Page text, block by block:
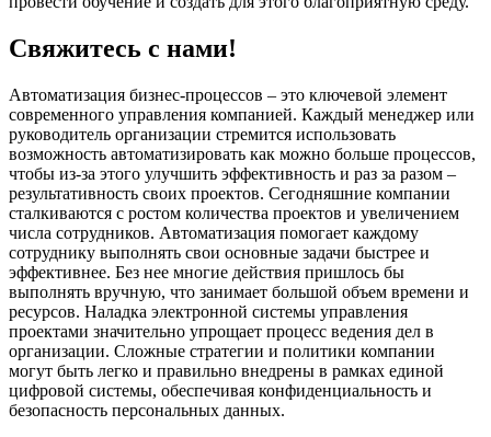
Свяжитесь с нами!
Автоматизация бизнес-процессов – это ключевой элемент
современного управления компанией. Каждый менеджер или
руководитель организации стремится использовать
возможность автоматизировать как можно больше процессов,
чтобы из-за этого улучшить эффективность и раз за разом –
результативность своих проектов. Сегодняшние компании
сталкиваются с ростом количества проектов и увеличением
числа сотрудников. Автоматизация помогает каждому
сотруднику выполнять свои основные задачи быстрее и
эффективнее. Без нее многие действия пришлось бы
выполнять вручную, что занимает большой объем времени и
ресурсов. Наладка электронной системы управления
проектами значительно упрощает процесс ведения дел в
организации. Сложные стратегии и политики компании
могут быть легко и правильно внедрены в рамках единой
цифровой системы, обеспечивая конфиденциальность и
безопасность персональных данных.